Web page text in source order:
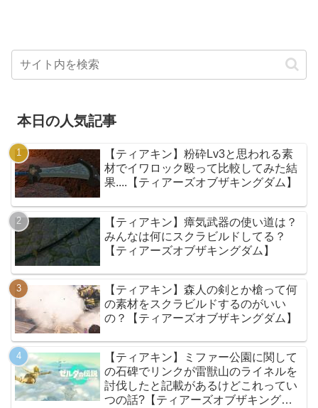
本日の人気記事
【ティアキン】粉砕Lv3と思われる素
材でイワロック殴って比較してみた結
果....【ティアーズオブザキングダム】
【ティアキン】瘴気武器の使い道は？
みんなは何にスクラビルドしてる？
【ティアーズオブザキングダム】
【ティアキン】森人の剣とか槍って何
の素材をスクラビルドするのがいい
の？【ティアーズオブザキングダム】
【ティアキン】ミファー公園に関して
の石碑でリンクが雷獣山のライネルを
討伐したと記載があるけどこれってい
つの話?【ティアーズオブザキングダ